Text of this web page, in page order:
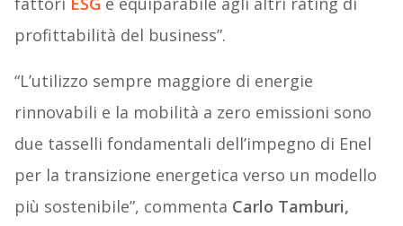
profittabilità del business”.
“L’utilizzo sempre maggiore di energie
rinnovabili e la mobilità a zero emissioni sono
due tasselli fondamentali dell’impegno di Enel
per la transizione energetica verso un modello
più sostenibile”, commenta Carlo Tamburi,